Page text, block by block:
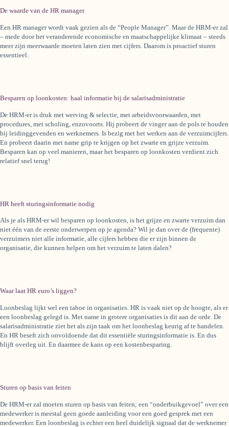
De waarde van de HR manager
Een HR manager wordt vaak gezien als de “People Manager”. Maar de HRM-er zal
– mede door het veranderende economische en maatschappelijke klimaat – steeds
meer zijn meerwaarde moeten laten zien met cijfers. Daarom is proactief sturen
essentieel.
Besparen op loonkosten: haal informatie bij de salarisadministratie
De HRM-er is druk met werving & selectie, met arbeidsvoorwaarden, met
procedures, met scholing, enzovoorts. Hij probeert de vinger aan de pols te houden
bij leidinggevenden en werknemers. Is bezig met het werken aan de verzuimcijfers.
En probeert daarin met name grip te krijgen op het zwarte en grijze verzuim.
Besparen kan op veel manieren, maar het besparen op loonkosten verdient zich
relatief snel terug!
HR heeft sturingsinformatie nodig
Als je als HRM-er wil besparen op loonkosten, is het grijze en zwarte verzuim dan
niet één van de eerste onderwerpen op je agenda? Wil je dan over de (frequente)
verzuimers niet alle informatie, alle cijfers hebben die er zijn binnen de
organisatie, die kunnen helpen om het verzuim te laten dalen?
Waar laat HR euro’s liggen?
Loonbeslag lijkt wel een taboe in organisaties. HR is vaak niet op de hoogte, als er
een loonbeslag gelegd is. Met name in grotere organisaties is dit aan de orde. De
salarisadministratie ziet het als zijn taak om het loonbeslag keurig af te handelen.
En HR beseft zich onvoldoende dat dit essentiële sturingsinformatie is. En dus
blijft overleg uit. En daarmee de kans op een kostenbesparing.
Sturen op basis van feiten
De HRM-er zal moeten sturen op basis van feiten; een “onderbuikgevoel” over een
medewerker is meestal geen goede aanleiding voor een goed gesprek met een
medewerker. Een loonbeslag is echter een heel duidelijk signaal dat de werknemer